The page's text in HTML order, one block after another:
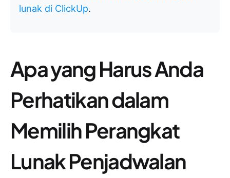
lunak di ClickUp.
Apa yang Harus Anda
Perhatikan dalam
Memilih Perangkat
Lunak Penjadwalan